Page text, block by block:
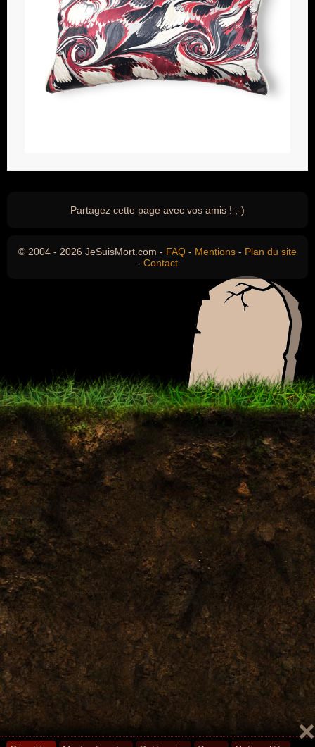
Partagez cette page avec vos amis ! ;-)
© 2004 - 2026 JeSuisMort.com - FAQ - Mentions - Plan du site
- Contact